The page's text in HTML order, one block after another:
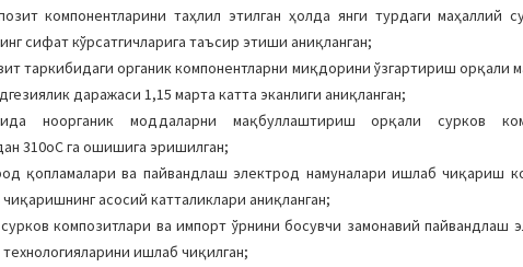
компонентларини таҳлил этилган ҳолда янги турдаги маҳаллий
сифат кўрсатгичларига таъсир этиши аниқланган;
таркибидаги органик компонентларни миқдорини ўзгартириш орқали
даражаси 1,15 марта катта эканлиги аниқланган;
ноорганик моддаларни мақбуллаштириш орқали сурков
310оС га ошишига эришилган;
қопламалари ва пайвандлаш электрод намуналари ишлаб чиқариш
асосий катталиклари аниқланган;
композитлари ва импорт ўрнини босувчи замонавий пайвандлаш
ишлаб чиқилган;